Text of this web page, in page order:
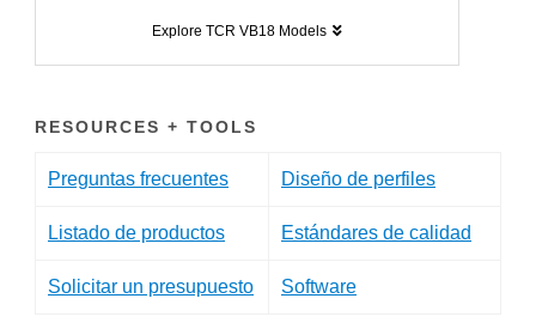
Explore TCR VB18 Models
RESOURCES + TOOLS
Preguntas frecuentes Diseño de perfiles
Listado de productos Estándares de calidad
Solicitar un presupuesto Software